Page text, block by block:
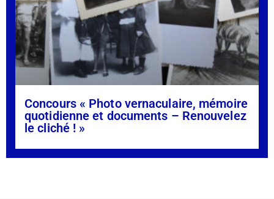
Concours « Photo vernaculaire, mémoire
quotidienne et documents – Renouvelez
le cliché ! »